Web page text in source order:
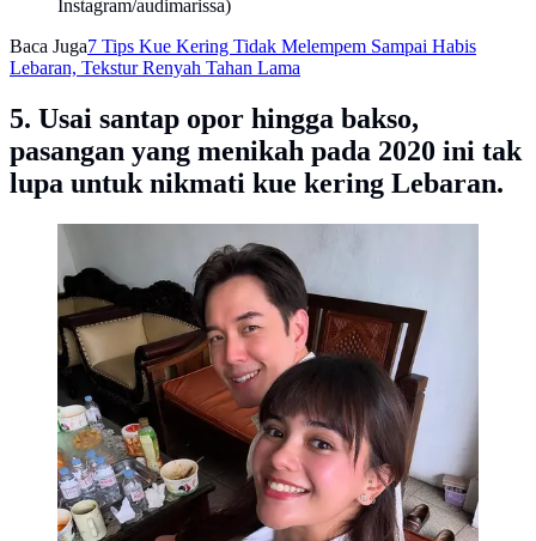
Instagram/audimarissa)
Baca Juga7 Tips Kue Kering Tidak Melempem Sampai Habis
Lebaran, Tekstur Renyah Tahan Lama
5. Usai santap opor hingga bakso,
pasangan yang menikah pada 2020 ini tak
lupa untuk nikmati kue kering Lebaran.